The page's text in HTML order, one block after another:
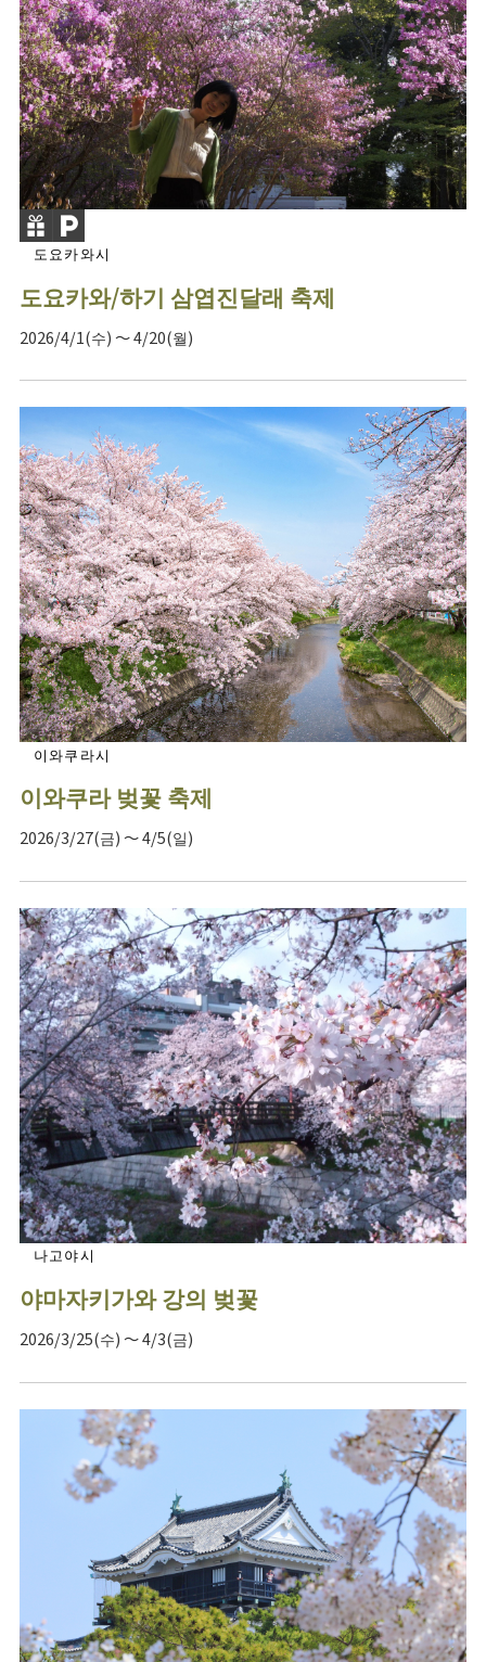
도요카와시
도요카와/하기 삼엽진달래 축제
2026/4/1(수) ～ 4/20(월)
이와쿠라시
이와쿠라 벚꽃 축제
2026/3/27(금) ～ 4/5(일)
나고야시
야마자키가와 강의 벚꽃
2026/3/25(수) ～ 4/3(금)